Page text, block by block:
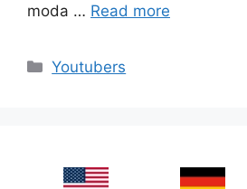
moda … Read more
Categories
Youtubers